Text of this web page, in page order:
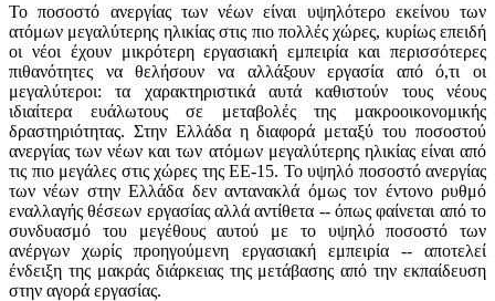
Το ποσοστό ανεργίας των νέων είναι υψηλότερο εκείνου των
ατόμων μεγαλύτερης ηλικίας στις πιο πολλές χώρες, κυρίως επειδή
οι νέοι έχουν μικρότερη εργασιακή εμπειρία και περισσότερες
πιθανότητες να θελήσουν να αλλάξουν εργασία από ό,τι οι
μεγαλύτεροι: τα χαρακτηριστικά αυτά καθιστούν τους νέους
ιδιαίτερα ευάλωτους σε μεταβολές της μακροοικονομικής
δραστηριότητας. Στην Ελλάδα η διαφορά μεταξύ του ποσοστού
ανεργίας των νέων και των ατόμων μεγαλύτερης ηλικίας είναι από
τις πιο μεγάλες στις χώρες της ΕΕ-15. Το υψηλό ποσοστό ανεργίας
των νέων στην Ελλάδα δεν αντανακλά όμως τον έντονο ρυθμό
εναλλαγής θέσεων εργασίας αλλά αντίθετα -- όπως φαίνεται από το
συνδυασμό του μεγέθους αυτού με το υψηλό ποσοστό των
ανέργων χωρίς προηγούμενη εργασιακή εμπειρία -- αποτελεί
ένδειξη της μακράς διάρκειας της μετάβασης από την εκπαίδευση
στην αγορά εργασίας.